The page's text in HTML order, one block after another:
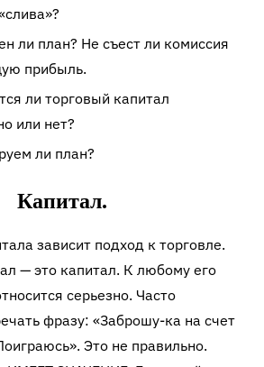
ли план? Не съест ли комиссия
прибыль.
ли торговый капитал
или нет?
ли план?
Капитал.
зависит подход к торговле.
— это капитал. К любому его
серьезно. Часто
фразу: «Заброшу-ка на счет
Это не правильно.